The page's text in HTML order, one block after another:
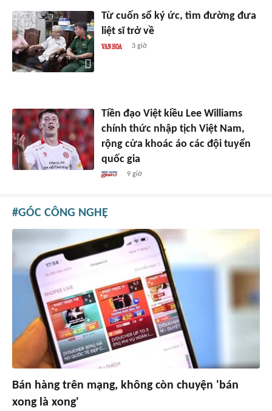
Từ cuốn sổ ký ức, tìm đường đưa
liệt sĩ trở về
3 giờ
Tiền đạo Việt kiều Lee Williams
chính thức nhập tịch Việt Nam,
rộng cửa khoác áo các đội tuyển
quốc gia
9 giờ
GÓC CÔNG NGHỆ
Bán hàng trên mạng, không còn chuyện 'bán
xong là xong'